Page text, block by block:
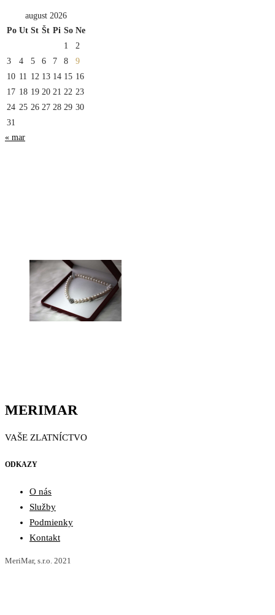
august 2026
Po Ut St Št Pi So Ne
1
2
3
4 5 6 7 8
9
10 11 12 13 14 15 16
17 18 19 20 21 22 23
24 25 26 27 28 29 30
31
« mar
MERIMAR
VAŠE ZLATNÍCTVO
ODKAZY
O nás
Služby
Podmienky
Kontakt
MeriMar, s.r.o. 2021